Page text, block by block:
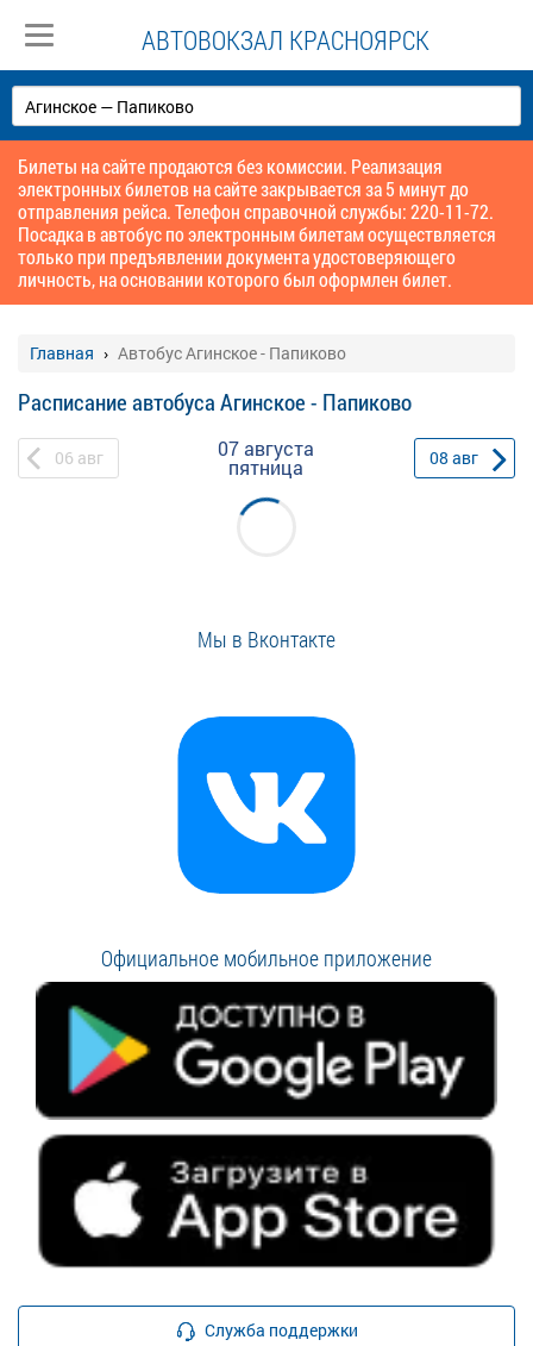
АВТОВОКЗАЛ КРАСНОЯРСК
Билеты на сайте продаются без комиссии. Реализация
электронных билетов на сайте закрывается за 5 минут до
отправления рейса. Телефон справочной службы: 220-11-72.
Посадка в автобус по электронным билетам осуществляется
только при предъявлении документа удостоверяющего
личность, на основании которого был оформлен билет.
Главная Автобус Агинское - Папиково
Расписание автобуса Агинское - Папиково
06 авг 07 августа
пятница 08 авг
Мы в Вконтакте
Официальное мобильное приложение
Служба поддержки